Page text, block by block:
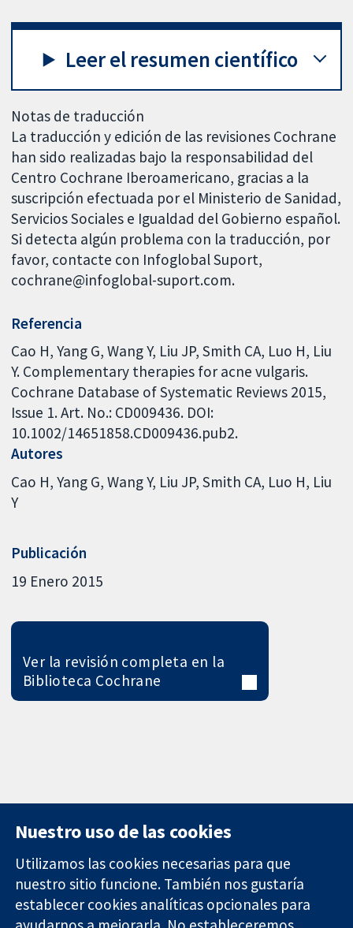
Leer el resumen científico
Notas de traducción
La traducción y edición de las revisiones Cochrane
han sido realizadas bajo la responsabilidad del
Centro Cochrane Iberoamericano, gracias a la
suscripción efectuada por el Ministerio de Sanidad,
Servicios Sociales e Igualdad del Gobierno español.
Si detecta algún problema con la traducción, por
favor, contacte con Infoglobal Suport,
cochrane@infoglobal-suport.com.
Referencia
Cao H, Yang G, Wang Y, Liu JP, Smith CA, Luo H, Liu
Y. Complementary therapies for acne vulgaris.
Cochrane Database of Systematic Reviews 2015,
Issue 1. Art. No.: CD009436. DOI:
10.1002/14651858.CD009436.pub2.
Autores
Cao H Yang G Wang Y Liu JP Smith CA Luo H Liu
Y
Publicación
19 Enero 2015
Ver la revisión completa en la
Biblioteca Cochrane
Evidencia fiable.
11-13 Cavendish
Square
Contacto
Noticias
Nuestro uso de las cookies
Utilizamos las cookies necesarias para que
nuestro sitio funcione. También nos gustaría
establecer cookies analíticas opcionales para